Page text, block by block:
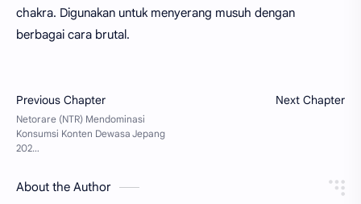
chakra. Digunakan untuk menyerang musuh dengan
berbagai cara brutal.
About the Author